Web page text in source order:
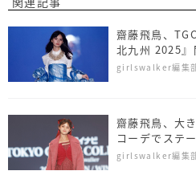
齋藤飛鳥、
北九州 2025』
girlswalker編集
齋藤飛鳥、大
コーデでステ
girlswalker編集